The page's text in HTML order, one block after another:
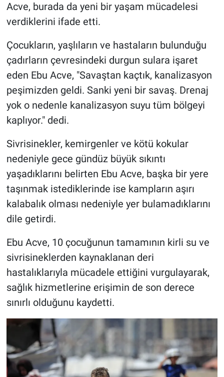
Acve, burada da yeni bir yaşam mücadelesi
verdiklerini ifade etti.
Çocukların, yaşlıların ve hastaların bulunduğu
çadırların çevresindeki durgun sulara işaret
eden Ebu Acve, "Savaştan kaçtık, kanalizasyon
peşimizden geldi. Sanki yeni bir savaş. Drenaj
yok o nedenle kanalizasyon suyu tüm bölgeyi
kaplıyor." dedi.
Sivrisinekler, kemirgenler ve kötü kokular
nedeniyle gece gündüz büyük sıkıntı
yaşadıklarını belirten Ebu Acve, başka bir yere
taşınmak istediklerinde ise kampların aşırı
kalabalık olması nedeniyle yer bulamadıklarını
dile getirdi.
Ebu Acve, 10 çocuğunun tamamının kirli su ve
sivrisineklerden kaynaklanan deri
hastalıklarıyla mücadele ettiğini vurgulayarak,
sağlık hizmetlerine erişimin de son derece
sınırlı olduğunu kaydetti.